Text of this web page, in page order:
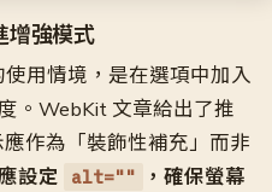
增強模式
使用情境，是在選項中加入
。WebKit 文章給出了推
作為「裝飾性補充」而非
設定 alt=""
，確保螢幕